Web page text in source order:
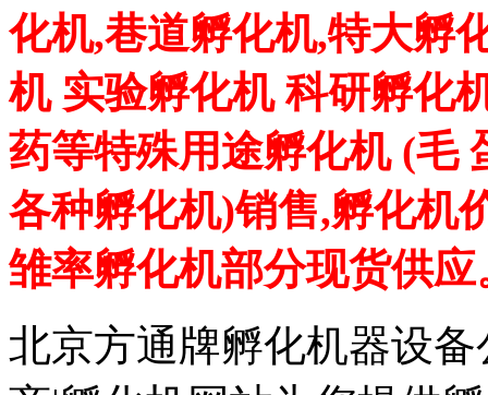
化机,巷道孵化机,特大孵
机 实验孵化机 科研孵化
药等特殊用途孵化机 (毛
各种孵化机)销售,孵化机
雏率孵化机部分现货供应
北京方通牌孵化机器设